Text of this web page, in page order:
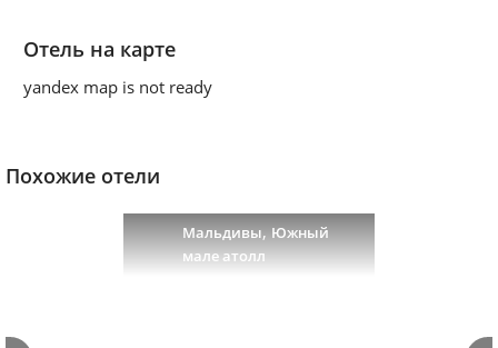
Отель на карте
yandex map is not ready
Похожие отели
Мальдивы,Южный
мале атолл